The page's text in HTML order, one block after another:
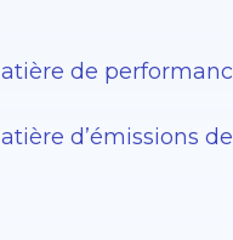
de
d’émissions